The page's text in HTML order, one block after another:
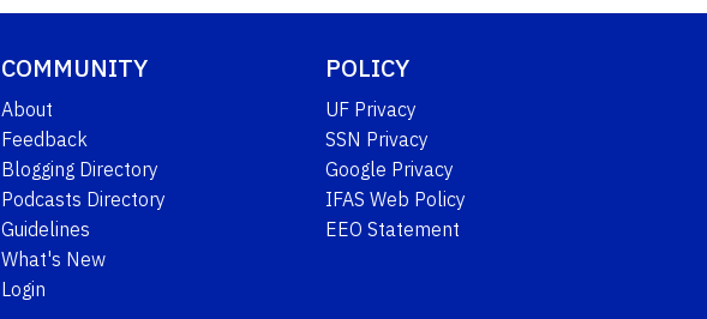
COMMUNITY
About
Feedback
Blogging Directory
Podcasts Directory
Guidelines
What's New
Login
POLICY
UF Privacy
SSN Privacy
Google Privacy
IFAS Web Policy
EEO Statement